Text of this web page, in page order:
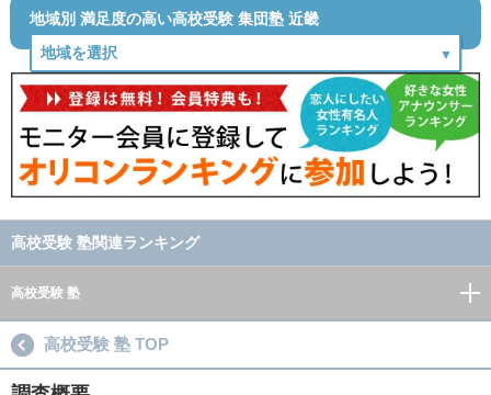
地域別 満足度の高い高校受験 集団塾 近畿
高校受験 塾関連ランキング
高校受験 塾
高校受験 塾 TOP